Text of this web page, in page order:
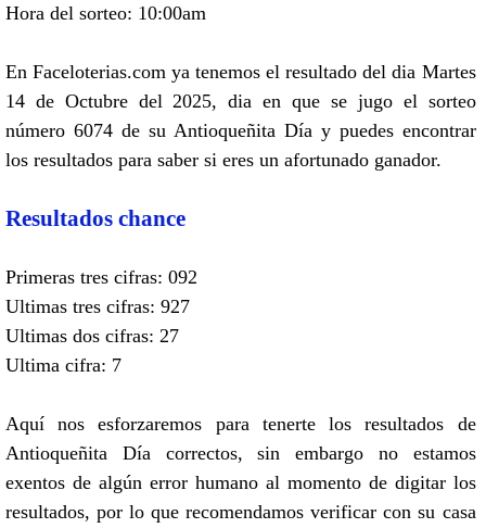
Hora del sorteo: 10:00am
En Faceloterias.com ya tenemos el resultado del dia Martes
14 de Octubre del 2025, dia en que se jugo el sorteo
número 6074 de su Antioqueñita Día y puedes encontrar
los resultados para saber si eres un afortunado ganador.
Resultados chance
Primeras tres cifras: 092
Ultimas tres cifras: 927
Ultimas dos cifras: 27
Ultima cifra: 7
Aquí nos esforzaremos para tenerte los resultados de
Antioqueñita Día correctos, sin embargo no estamos
exentos de algún error humano al momento de digitar los
resultados, por lo que recomendamos verificar con su casa